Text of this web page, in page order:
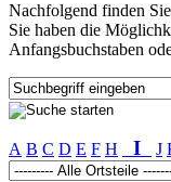
Nachfolgend finden
Sie haben die
Anfangsbuchstaben
A B C D E F H I J